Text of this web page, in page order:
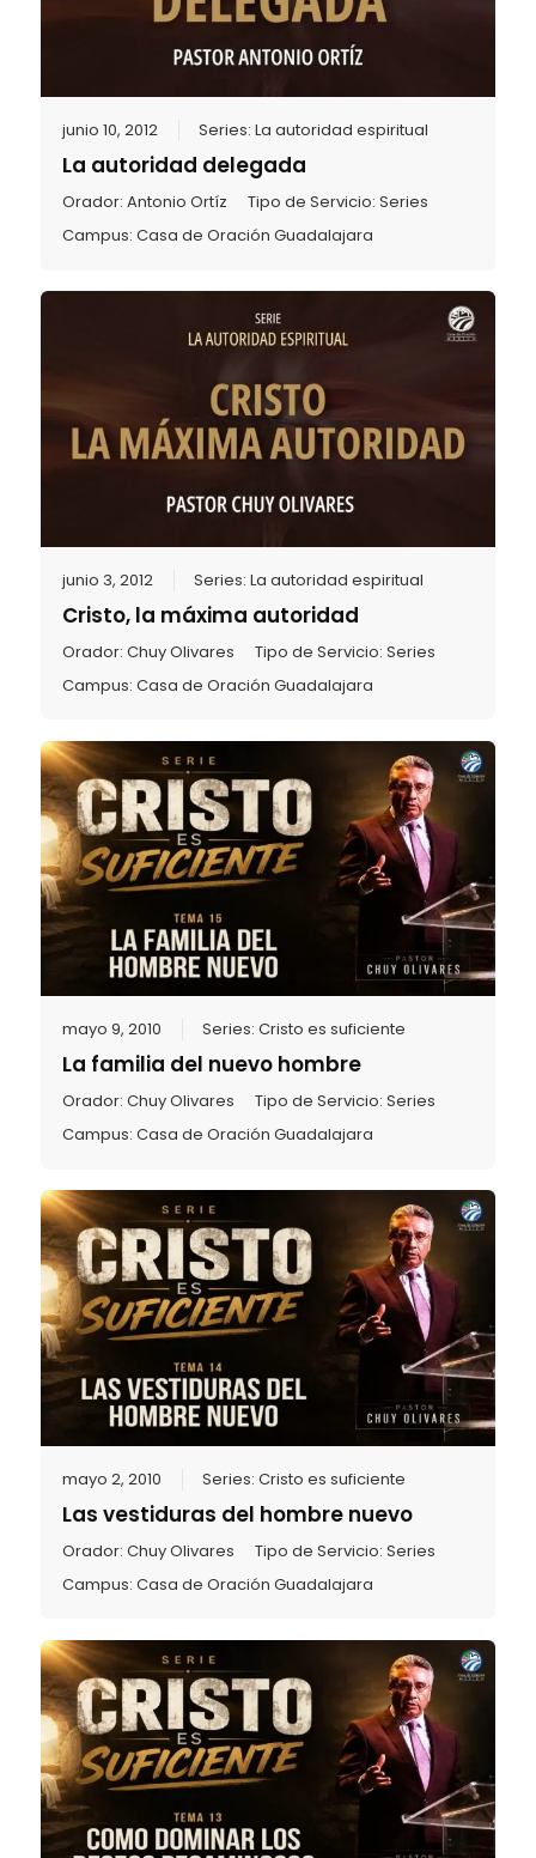
junio 10, 2012 Series: La autoridad espiritual
La autoridad delegada
Orador: Antonio Ortíz Tipo de Servicio: Series
Campus: Casa de Oración Guadalajara
junio 3, 2012 Series: La autoridad espiritual
Cristo, la máxima autoridad
Orador: Chuy Olivares Tipo de Servicio: Series
Campus: Casa de Oración Guadalajara
mayo 9, 2010 Series: Cristo es suficiente
La familia del nuevo hombre
Orador: Chuy Olivares Tipo de Servicio: Series
Campus: Casa de Oración Guadalajara
mayo 2, 2010 Series: Cristo es suficiente
Las vestiduras del hombre nuevo
Orador: Chuy Olivares Tipo de Servicio: Series
Campus: Casa de Oración Guadalajara